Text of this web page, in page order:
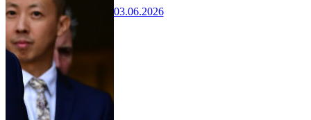
03.06.2026